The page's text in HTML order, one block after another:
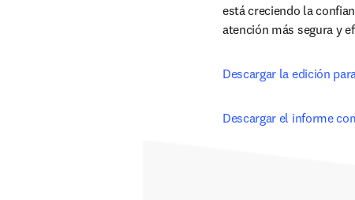
está creciendo la
atención más segura y
Descargar la edición
Descargar el informe